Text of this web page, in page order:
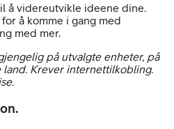
å videreutvikle ideene dine.
å komme i gang med
med mer.
på utvalgte enheter, på
Krever internettilkobling.